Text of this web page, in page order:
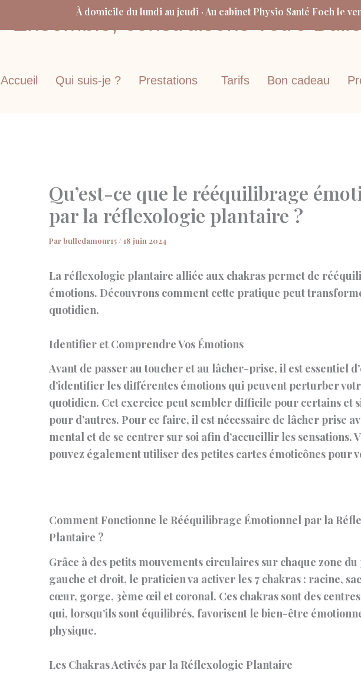
À domicile du lundi au jeudi · Au cabinet Physio Santé Foch le
Ensemble, construisons votre Bulle
Accueil Qui suis-je ? Prestations Tarifs Bon cadeau
Qu’est-ce que le rééquilibrage
par la réflexologie plantaire ?
Parbulledamour15 / 18 juin 2024
La réflexologie plantaire alliée aux chakras permet de
émotions. Découvrons comment cette pratique peut
quotidien.
Identifier et Comprendre Vos Émotions
Avant de passer au toucher et au lâcher-prise, il est essentiel
d’identifier les différentes émotions qui peuvent perturber
quotidien. Cet exercice peut sembler difficile pour certains et
pour d’autres. Pour ce faire, il est nécessaire de lâcher prise
mental et de se centrer sur soi afin d’accueillir les sensations.
pouvez également utiliser des petites cartes émoticônes pour
Comment Fonctionne le Rééquilibrage Émotionnel par la
Plantaire ?
Grâce à des petits mouvements circulaires sur chaque zone du
gauche et droit, le praticien va activer les 7 chakras : racine,
cœur, gorge, 3ème œil et coronal. Ces chakras sont des
qui, lorsqu’ils sont équilibrés, favorisent le bien-être
physique.
Les Chakras Activés par la Réflexologie Plantaire